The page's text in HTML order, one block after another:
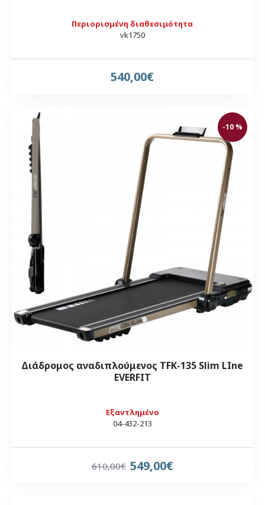
Περιορισμένη διαθεσιμότητα
vk1750
540,00€
-10 %
Εξαντλημένο
04-432-213
Διάδρομος αναδιπλούμενος TFK-135 Slim LIne
EVERFIT
549,00€
610,00€